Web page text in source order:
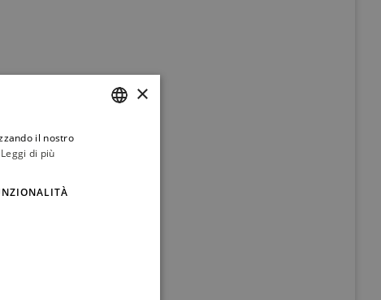
×
il nostro
Leggi di più